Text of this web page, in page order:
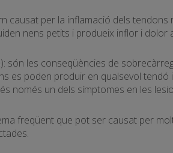
causat per la inflamació dels
nens petits i produeix inflor i dolor
són les conseqüències de
es poden produir en qualsevol
només un dels símptomes en les
freqüent que pot ser causat per